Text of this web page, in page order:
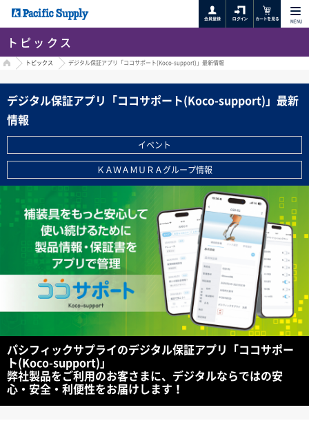
MENU
トピックス
HOME トピックス デジタル保証アプリ「ココサポート(Koco-support)」最新情報
デジタル保証アプリ「ココサポート(Koco-support)」最新
情報
イベント
ＫＡＷＡＭＵＲＡグループ情報
パシフィックサプライのデジタル保証アプリ「ココサポー
ト(Koco-support)」
弊社製品をご利用のお客さまに、デジタルならではの安
心・安全・利便性をお届けします！